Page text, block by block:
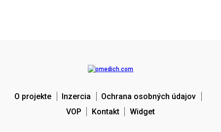
O projekte Inzercia
Ochrana osobných údajov
VOP
Kontakt Widget